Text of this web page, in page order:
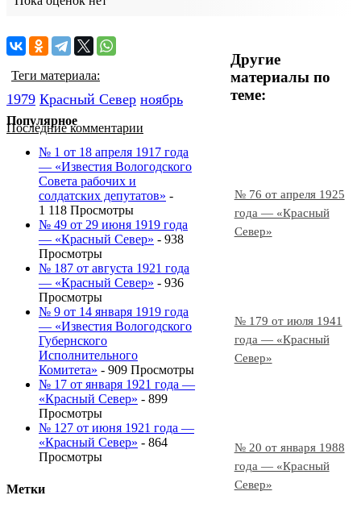
Другие
материалы по
теме:
№ 76 от апреля 1925
года — «Красный
Север»
№ 179 от июля 1941
года — «Красный
Север»
№ 20 от января 1988
года — «Красный
Север»
Теги материала:
1979 Красный Cевер ноябрь
Последние комментарии
Популярное
№ 1 от 18 апреля 1917 года
— «Известия Вологодского
Совета рабочих и
солдатских депутатов» -
1 118 Просмотры
№ 49 от 29 июня 1919 года
— «Красный Север» - 938
Просмотры
№ 187 от августа 1921 года
— «Красный Север» - 936
Просмотры
№ 9 от 14 января 1919 года
— «Известия Вологодского
Губернского
Исполнительного
Комитета» - 909 Просмотры
№ 17 от января 1921 года —
«Красный Север» - 899
Просмотры
№ 127 от июня 1921 года —
«Красный Север» - 864
Просмотры
Метки